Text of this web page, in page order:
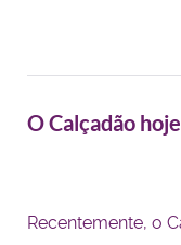
O Calçadão hoje
Recentemente, o